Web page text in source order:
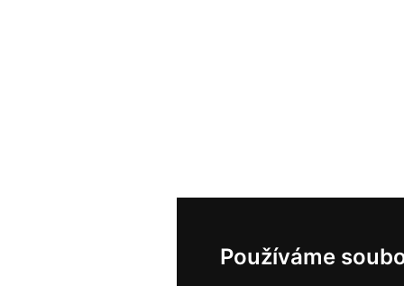
Používáme